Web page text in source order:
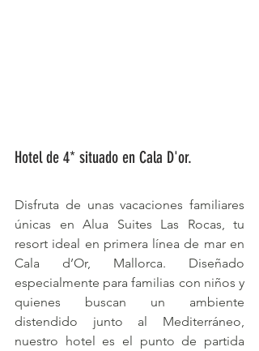
Hotel de 4* situado en Cala D'or.
Disfruta de unas vacaciones familiares
únicas en Alua Suites Las Rocas, tu
resort ideal en primera línea de mar en
Cala d’Or, Mallorca. Diseñado
especialmente para familias con niños y
quienes buscan un ambiente
distendido junto al Mediterráneo,
nuestro hotel es el punto de partida